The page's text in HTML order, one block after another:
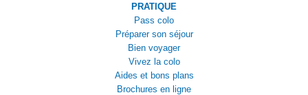
PRATIQUE
Pass colo
Préparer son séjour
Bien voyager
Vivez la colo
Aides et bons plans
Brochures en ligne